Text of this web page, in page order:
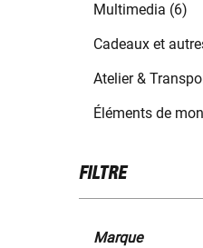
Multimedia (6)
Cadeaux et
Atelier &
Éléments de
FILTRE
Marque